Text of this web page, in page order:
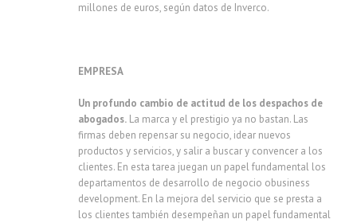
millones de euros, según datos de Inverco.
EMPRESA
Un profundo cambio de actitud de los despachos de
abogados. La marca y el prestigio ya no bastan. Las
firmas deben repensar su negocio, idear nuevos
productos y servicios, y salir a buscar y convencer a los
clientes. En esta tarea juegan un papel fundamental los
departamentos de desarrollo de negocio obusiness
development. En la mejora del servicio que se presta a
los clientes también desempeñan un papel fundamental